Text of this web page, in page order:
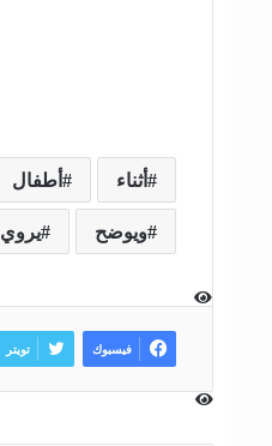
أثناء أطفال
ويوضح يروي
فيسبوك تويتر